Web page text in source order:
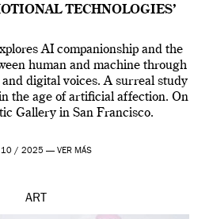
TECHNOLOGIES’
AI companionship and the
human and machine through
digital voices. A surreal study
the age of artificial affection. On
Gallery in San Francisco.
/ 2025 — VER MÁS
ART